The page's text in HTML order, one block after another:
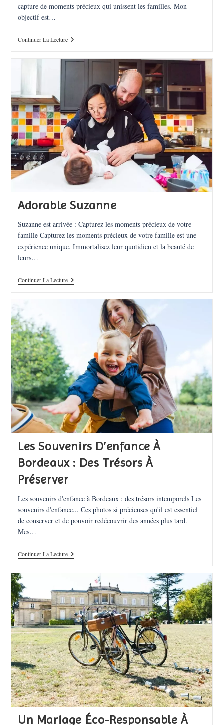
capture de moments précieux qui unissent les familles. Mon
objectif est…
Continuer La LecturePhotographe
De
À
Immortaliser
Histoires
Adorable Suzanne
Suzanne est arrivée : Capturez les moments précieux de votre
famille Capturez les moments précieux de votre famille est une
expérience unique. Immortalisez leur quotidien et la beauté de
leurs…
Continuer La LectureAdorable
Suzanne
Les Souvenirs D’enfance À
Bordeaux : Des Trésors À
Préserver
Les souvenirs d'enfance à Bordeaux : des trésors intemporels Les
souvenirs d'enfance... Ces photos si précieuses qu'il est essentiel
de conserver et de pouvoir redécouvrir des années plus tard.
Mes…
Continuer La LectureLes
Souvenirs
Bordeaux
:
Des
Trésors
À
Préserver
Un Mariage Éco-Responsable À